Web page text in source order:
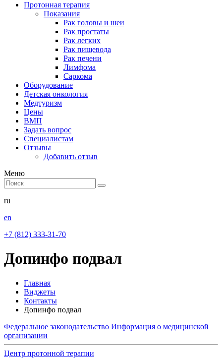
Протонная терапия
Показания
Рак головы и шеи
Рак простаты
Рак легких
Рак пищевода
Рак печени
Лимфома
Саркома
Оборудование
Детская онкология
Медтуризм
Цены
ВМП
Задать вопрос
Специалистам
Отзывы
Добавить отзыв
Меню
ru
en
+7 (812) 333-31-70
Допинфо подвал
Главная
Виджеты
Контакты
Допинфо подвал
Федеральное законодательство Информация о медицинской
организации
Центр протонной терапии